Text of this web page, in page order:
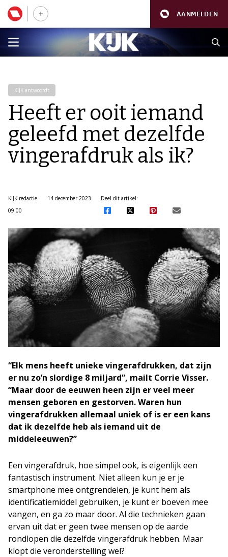
AANMELDEN
KIJK antwoordt
Heeft er ooit iemand
geleefd met dezelfde
vingerafdruk als ik?
KIJK-redactie
14 december 2023
09:00
Deel dit artikel:
“Elk mens heeft unieke vingerafdrukken, dat zijn
er nu zo’n slordige 8 miljard”, mailt Corrie Visser.
“Maar door de eeuwen heen zijn er veel meer
mensen geboren en gestorven. Waren hun
vingerafdrukken allemaal uniek of is er een kans
dat ik dezelfde heb als iemand uit de
middeleeuwen?”
Een vingerafdruk, hoe simpel ook, is eigenlijk een
fantastisch instrument. Niet alleen kun je er je
smartphone mee ontgrendelen, je kunt hem als
identificatiemiddel gebruiken, je kunt er boeven mee
vangen, en ga zo maar door. Al die technieken gaan
ervan uit dat er geen twee mensen op de aarde
rondlopen die dezelfde vingerafdruk hebben. Maar
klopt die veronderstelling wel?